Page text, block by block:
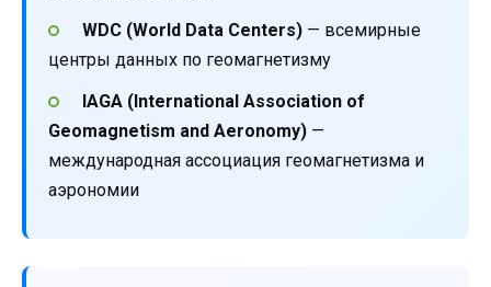
WDC (World Data Centers)— всемирные
центры данных по геомагнетизму
IAGA (International Association of
Geomagnetism and Aeronomy) —
международная ассоциация геомагнетизма и
аэрономии